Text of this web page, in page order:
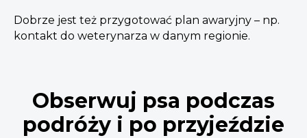
Dobrze jest też przygotować plan awaryjny – np.
kontakt do weterynarza w danym regionie.
Obserwuj psa podczas
podróży i po przyjeździe